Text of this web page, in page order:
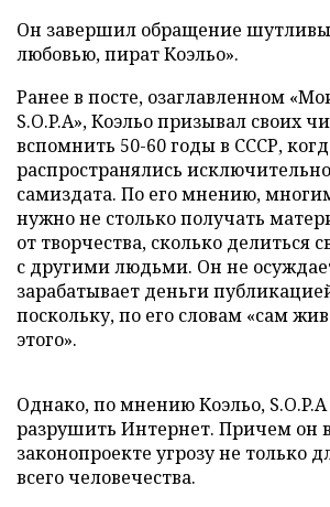
Он завершил обращение
любовью, пират Коэльо».
Ранее в посте, озаглавленном
S.O.P.A», Коэльо призывал своих
вспомнить 50-60 годы в СССР,
распространялись
самиздата. По его мнению,
нужно не столько получать
от творчества, сколько
с другими людьми. Он не
зарабатывает деньги
поскольку, по его словам «сам
этого».
Однако, по мнению Коэльо,
разрушить Интернет. Причем он
законопроекте угрозу не только
всего человечества.